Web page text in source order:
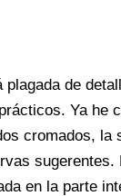
de
Ya he
cromados, la
sugerentes.
en la parte